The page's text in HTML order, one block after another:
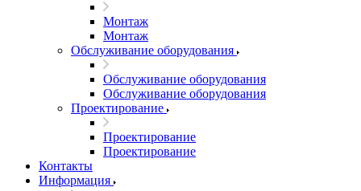
Монтаж
Монтаж
Обслуживание оборудования
Обслуживание оборудования
Обслуживание оборудования
Проектирование
Проектирование
Проектирование
Контакты
Информация